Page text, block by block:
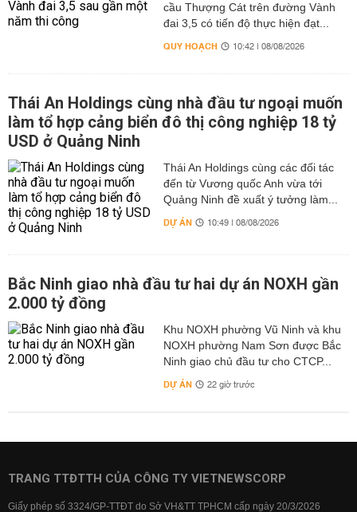
cầu Thượng Cát trên đường Vành
đai 3,5 có tiến độ thực hiện đạt...
QUY HOẠCH 10:42 | 08/08/2026
Thái An Holdings cùng nhà đầu tư ngoại muốn
làm tổ hợp cảng biển đô thị công nghiệp 18 tỷ
USD ở Quảng Ninh
Thái An Holdings cùng các đối tác
đến từ Vương quốc Anh vừa tới
Quảng Ninh đề xuất ý tưởng làm...
DỰ ÁN 10:49 | 08/08/2026
Bắc Ninh giao nhà đầu tư hai dự án NOXH gần
2.000 tỷ đồng
Khu NOXH phường Vũ Ninh và khu
NOXH phường Nam Sơn được Bắc
Ninh giao chủ đầu tư cho CTCP...
DỰ ÁN 22 giờ trước
TRANG TTĐTTH CỦA CÔNG TY VIETNEWSCORP
Giấy phép số 3324/GP-TTĐT do Sở VH&TT TPHCM cấp ngày 20/3/2026